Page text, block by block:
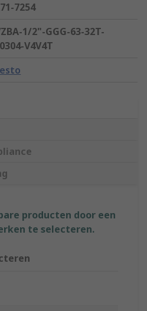
7254
1/2"-GGG-63-32T-
V4V4T
producten door een
te selecteren.